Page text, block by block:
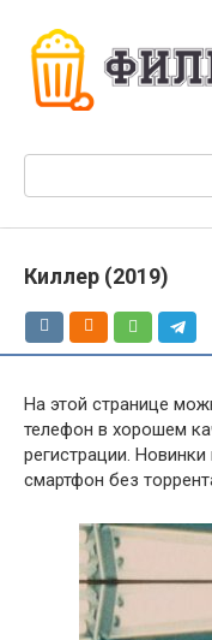
контенту
Киллер (2019)
На этой странице
телефон в хорошем
регистрации.
смартфон без